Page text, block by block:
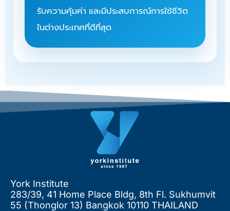
รับความคุ้มค่า และมีประสบการณ์การใช้ชีวิต
ในต่างประเทศที่ดีที่สุด
York Institute
283/39, 41 Home Place Bldg, 8th Fl. Sukhumvit
55 (Thonglor 13) Bangkok 10110 THAILAND